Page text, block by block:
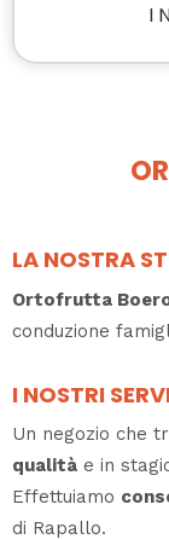
I
LA NOSTRA
Ortofrutta
conduzione
I NOSTRI
Un negozio che
qualità e in
Effettuiamo
di Rapallo.